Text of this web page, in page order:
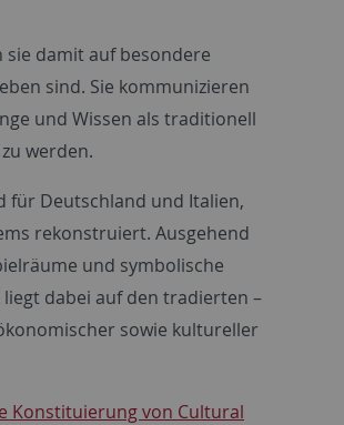
damit auf besondere
sind. Sie kommunizieren
und Wissen als traditionell
werden.
für Deutschland und Italien,
rekonstruiert. Ausgehend
und symbolische
dabei auf den tradierten –
sowie kultureller
Konstituierung von Cultural